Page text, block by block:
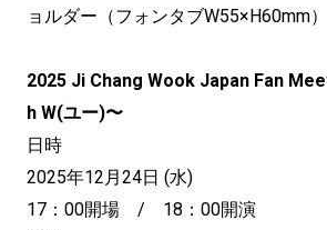
ョルダー（フォンタブW55×H60mm
2025 Ji Chang Wook Japan Fan
h W(ユー)〜
日時
2025年12月24日 (水)
17：00開場 / 18：00開演